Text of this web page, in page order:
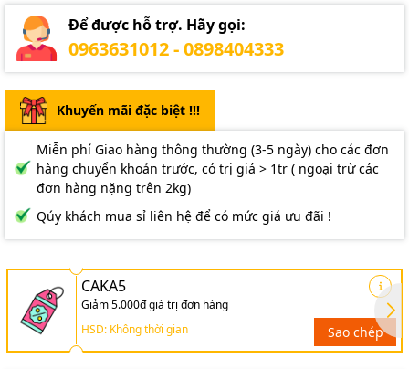
Để được hỗ trợ. Hãy gọi:
0963631012 - 0898404333
Khuyến mãi đặc biệt !!!
Miễn phí Giao hàng thông thường (3-5 ngày) cho các đơn
hàng chuyển khoản trước, có trị giá > 1tr ( ngoại trừ các
đơn hàng nặng trên 2kg)
Qúy khách mua sỉ liên hệ để có mức giá ưu đãi !
CAKA5
Giảm 5.000đ giá trị đơn hàng
HSD: Không thời gian
Sao chép